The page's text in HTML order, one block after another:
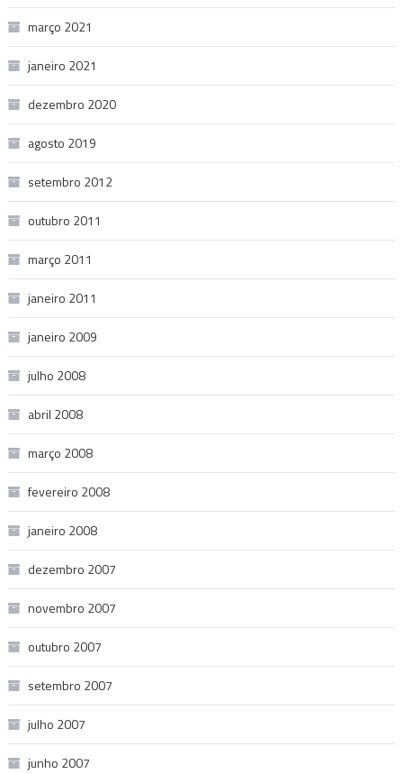
março 2021
janeiro 2021
dezembro 2020
agosto 2019
setembro 2012
outubro 2011
março 2011
janeiro 2011
janeiro 2009
julho 2008
abril 2008
março 2008
fevereiro 2008
janeiro 2008
dezembro 2007
novembro 2007
outubro 2007
setembro 2007
julho 2007
junho 2007